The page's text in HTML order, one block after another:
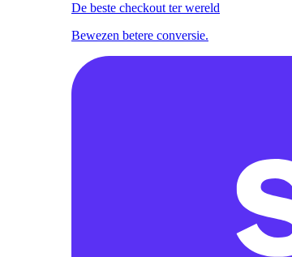
De beste checkout ter wereld
Bewezen betere conversie.